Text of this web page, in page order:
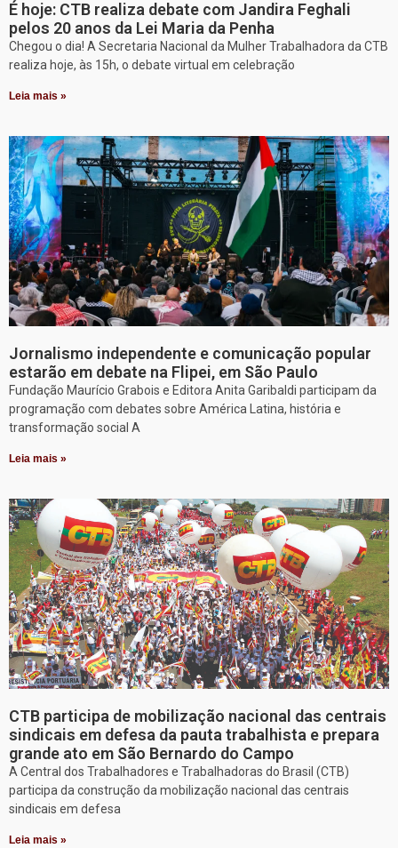
É hoje: CTB realiza debate com Jandira Feghali
pelos 20 anos da Lei Maria da Penha
Chegou o dia! A Secretaria Nacional da Mulher Trabalhadora da CTB
realiza hoje, às 15h, o debate virtual em celebração
Leia mais »
Jornalismo independente e comunicação popular
estarão em debate na Flipei, em São Paulo
Fundação Maurício Grabois e Editora Anita Garibaldi participam da
programação com debates sobre América Latina, história e
transformação social A
Leia mais »
CTB participa de mobilização nacional das centrais
sindicais em defesa da pauta trabalhista e prepara
grande ato em São Bernardo do Campo
A Central dos Trabalhadores e Trabalhadoras do Brasil (CTB)
participa da construção da mobilização nacional das centrais
sindicais em defesa
Leia mais »